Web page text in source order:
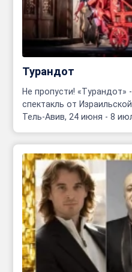
Турандот
Не пропусти!
спектакль от
Тель-Авив, 24 июня - 8